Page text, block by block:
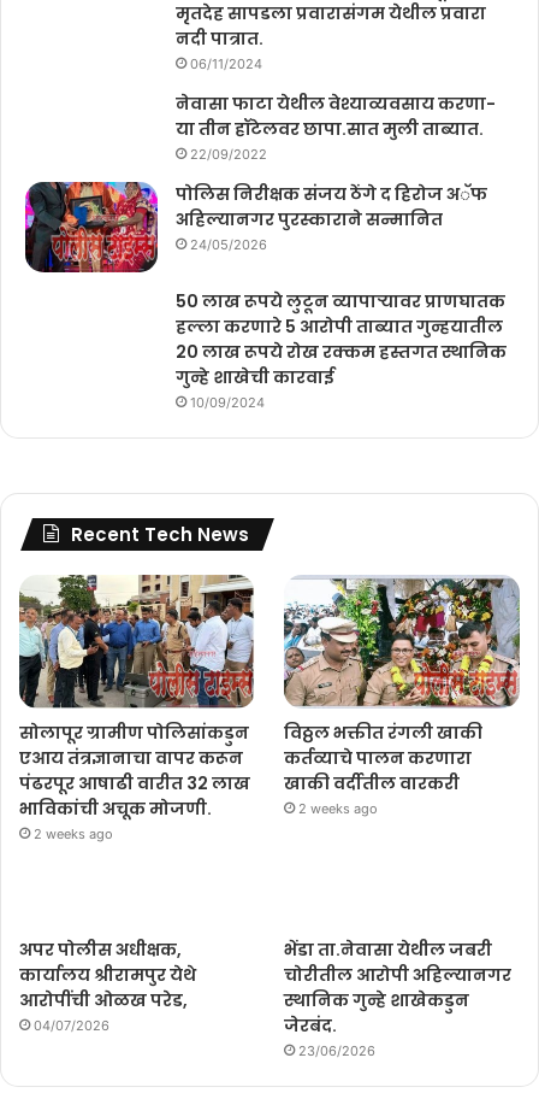
मृतदेह सापडला प्रवारासंगम येथील प्रवारा
नदी पात्रात.
06/11/2024
नेवासा फाटा येथील वेश्याव्यवसाय करणा-
या तीन हॉटेलवर छापा.सात मुली ताब्यात.
22/09/2022
पोलिस निरीक्षक संजय ठेंगे द हिरोज अॅफ
अहिल्यानगर पुरस्काराने सन्मानित
24/05/2026
50 लाख रूपये लुटून व्यापाऱ्यावर प्राणघातक
हल्ला करणारे 5 आरोपी ताब्यात गुन्हयातील
20 लाख रूपये रोख रक्कम हस्तगत स्थानिक
गुन्हे शाखेची कारवाई
10/09/2024
Recent Tech News
सोलापूर ग्रामीण पोलिसांकडुन
एआय तंत्रज्ञानाचा वापर करून
पंढरपूर आषाढी वारीत 32 लाख
भाविकांची अचूक मोजणी.
2 weeks ago
विठ्ठल भक्तीत रंगली खाकी
कर्तव्याचे पालन करणारा
खाकी वर्दीतील वारकरी
2 weeks ago
अपर पोलीस अधीक्षक,
कार्यालय श्रीरामपुर येथे
आरोपींची ओळख परेड,
04/07/2026
भेंडा ता.नेवासा येथील जबरी
चोरीतील आरोपी अहिल्यानगर
स्थानिक गुन्हे शाखेकडुन
जेरबंद.
23/06/2026